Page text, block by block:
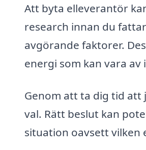
Att byta elleverantör
research innan du
avgörande faktorer.
energi som kan vara av
Genom att ta dig tid
val. Rätt beslut kan
situation oavsett vilken